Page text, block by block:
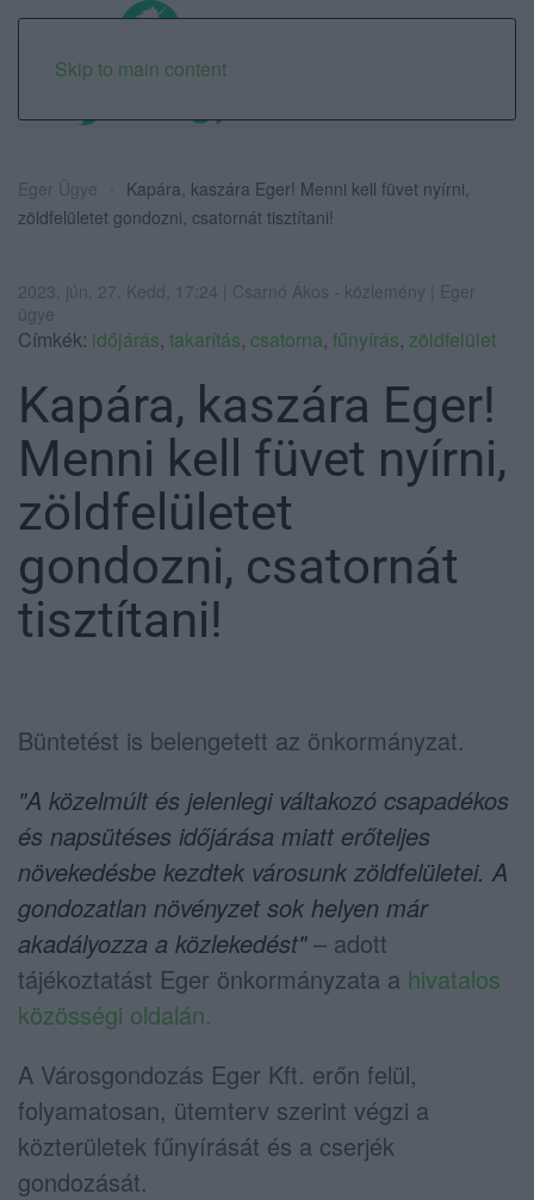
Skip to main content
Eger Ügye
Kapára, kaszára Eger! Menni kell füvet nyírni,
zöldfelületet gondozni, csatornát tisztítani!
2023. jún. 27. Kedd, 17:24 | Csarnó Ákos - közlemény | Eger
ügye
Címkék: időjárás, takarítás, csatorna, fűnyírás, zöldfelület
Kapára, kaszára Eger!
Menni kell füvet nyírni,
zöldfelületet
gondozni, csatornát
tisztítani!
Büntetést is belengetett az önkormányzat.
"A közelmúlt és jelenlegi váltakozó csapadékos
és napsütéses időjárása miatt erőteljes
növekedésbe kezdtek városunk zöldfelületei. A
gondozatlan növényzet sok helyen már
akadályozza a közlekedést"– adott
tájékoztatást Eger önkormányzata a hivatalos
közösségi oldalán.
A Városgondozás Eger Kft. erőn felül,
folyamatosan, ütemterv szerint végzi a
közterületek fűnyírását és a cserjék
gondozását.